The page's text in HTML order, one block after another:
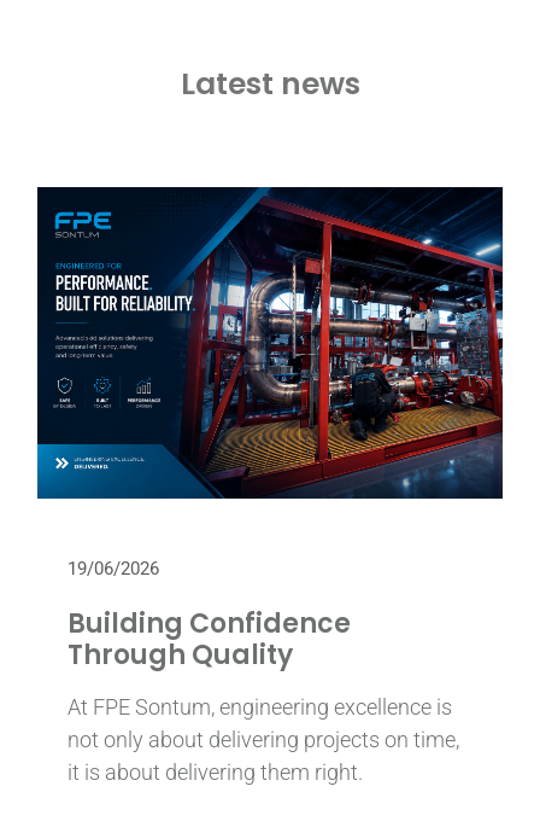
Latest news
19/06/2026
Building Confidence
Through Quality
At FPE Sontum, engineering excellence is
not only about delivering projects on time,
it is about delivering them right.